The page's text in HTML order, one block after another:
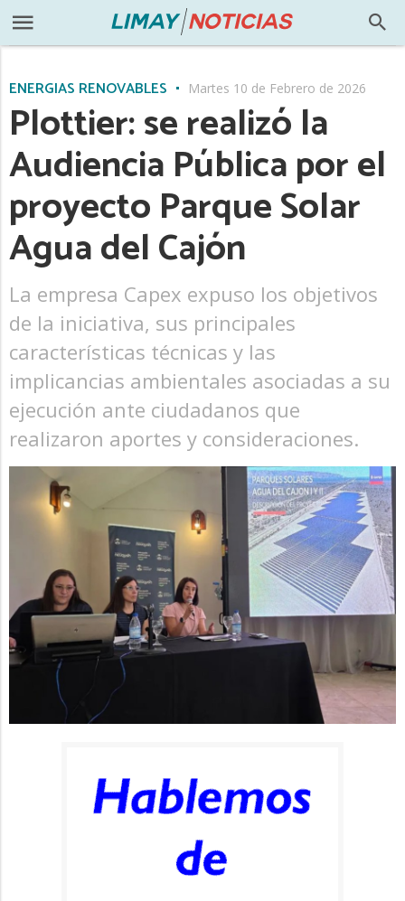
ENERGÍAS RENOVABLES Martes 10 de Febrero de 2026
Plottier: se realizó la
Audiencia Pública por el
proyecto Parque Solar
Agua del Cajón
La empresa Capex expuso los objetivos
de la iniciativa, sus principales
características técnicas y las
implicancias ambientales asociadas a su
ejecución ante ciudadanos que
realizaron aportes y consideraciones.